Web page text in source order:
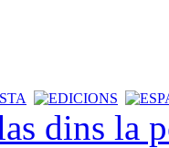
dins la